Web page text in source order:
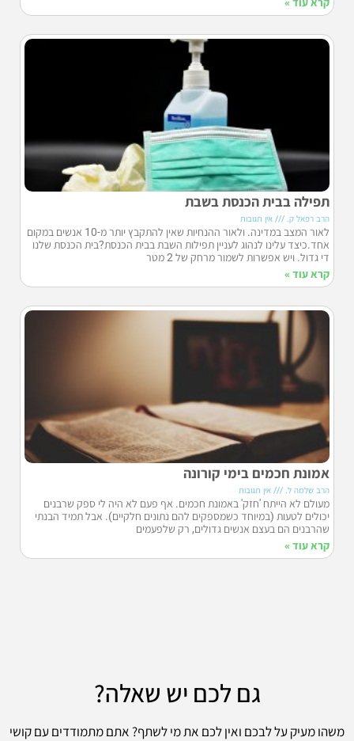
תפילה בבית הכנסת בשבת
הרב רפאל ק. אין תגובות
לאור המצב במדינה. ולאור ההנחיות שאין להתקבץ יותר מ-10 אנשים במקום
אחד.כיצד עלינו לנהוג לעניין תפילות השבת בבית הכנסת?בית הכנסת שלנו
די גדול. ויש אפשרות לשמור מרחק של 2 מטר
קרא עוד »
אמונת חכמים בימי קורונה
הרב שלמה ל. אין תגובות
מעולם לא הייתח 'חזק' באמונת חכמים. אף פעם לא היה לי ספק שרבנים
יכולים לטעות (במיוחד כשמספקים להם נתונים חלקיים). אבל תמיד הבנתי
שהרבנים הם בעצם אנשים גדולים, רק שלפעמים
קרא עוד »
גם לכם יש שאלה?
משהו מעיק על לבכם ואין לכם את מי לשתף? אתם מתמודדים עם קושי